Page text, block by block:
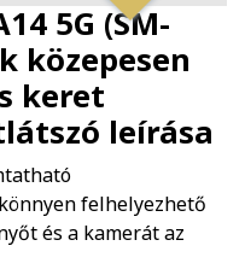
5G (SM-
közepesen
keret
leírása
felhelyezhető
és a kamerát az